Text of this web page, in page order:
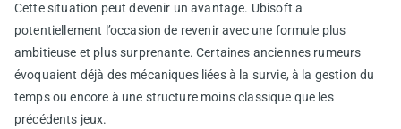
Cette situation peut devenir un avantage. Ubisoft a
potentiellement l’occasion de revenir avec une formule plus
ambitieuse et plus surprenante. Certaines anciennes rumeurs
évoquaient déjà des mécaniques liées à la survie, à la gestion du
temps ou encore à une structure moins classique que les
précédents jeux.